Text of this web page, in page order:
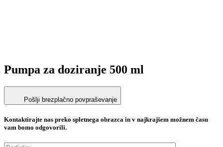
Pumpa za doziranje 500 ml
Pošlji brezplačno povpraševanje
Kontaktirajte nas preko spletnega obrazca in v najkrajšem možnem času
vam bomo odgovorili.